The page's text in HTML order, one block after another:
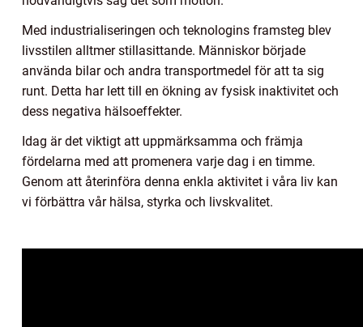
Med industrialiseringen och teknologins framsteg blev
livsstilen alltmer stillasittande. Människor började
använda bilar och andra transportmedel för att ta sig
runt. Detta har lett till en ökning av fysisk inaktivitet och
dess negativa hälsoeffekter.
Idag är det viktigt att uppmärksamma och främja
fördelarna med att promenera varje dag i en timme.
Genom att återinföra denna enkla aktivitet i våra liv kan
vi förbättra vår hälsa, styrka och livskvalitet.